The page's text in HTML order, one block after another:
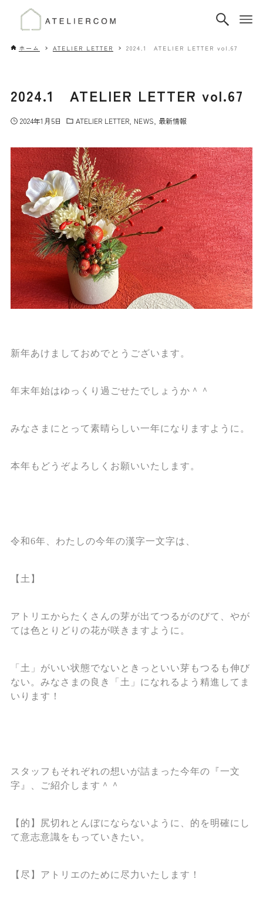
ホーム ATELIER LETTER 2024.1 ATELIER LETTER vol.67
2024.1 ATELIER LETTER vol.67
2024年1月5日 ATELIER LETTER NEWS 最新情報
新年あけましておめでとうございます。
年末年始はゆっくり過ごせたでしょうか＾＾
みなさまにとって素晴らしい一年になりますように。
本年もどうぞよろしくお願いいたします。
令和6年、わたしの今年の漢字一文字は、
【土】
アトリエからたくさんの芽が出てつるがのびて、やが
ては色とりどりの花が咲きますように。
「土」がいい状態でないときっといい芽もつるも伸び
ない。みなさまの良き「土」になれるよう精進してま
いります！
スタッフもそれぞれの想いが詰まった今年の『一文
字』、ご紹介します＾＾
【的】尻切れとんぼにならないように、的を明確にし
て意志意識をもっていきたい。
【尽】アトリエのために尽力いたします！